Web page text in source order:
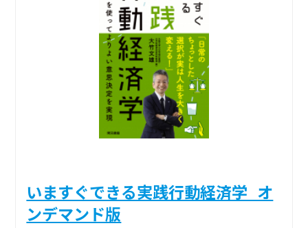
いますぐできる実践行動経済学_オ
ンデマンド版